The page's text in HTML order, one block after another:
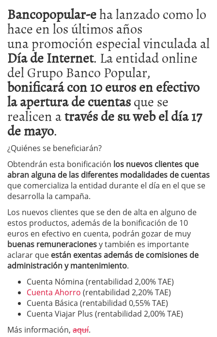
Bancopopular-eha lanzado como lo
hace en los últimos años
una promoción especial vinculada al
Día de Internet. La entidad online
del Grupo Banco Popular,
bonificará con 10 euros en efectivo
la apertura de cuentasque se
realicen através de su web el día 17
de mayo.
¿Quiénes se beneficiarán?
Obtendrán esta bonificación los nuevos clientes que
abran alguna de las diferentes modalidades de cuentas
que comercializa la entidad durante el día en el que se
desarrolla la campaña.
Los nuevos clientes que se den de alta en alguno de
estos productos, además de la bonificación de 10
euros en efectivo en cuenta, podrán gozar de muy
buenas remuneracionesy también es importante
aclarar que están exentas además de comisiones de
administración y mantenimiento.
Cuenta Nómina (rentabilidad 2,00% TAE)
Cuenta Ahorro (rentabilidad 2,20% TAE)
Cuenta Básica (rentabilidad 0,55% TAE)
Cuenta Viajar Plus (rentabilidad 2,00% TAE)
Más información, aquí.